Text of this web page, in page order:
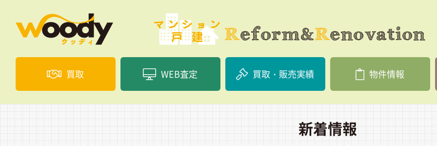
買取 WEB査定 買取・販売実績 物件情報
新着情報